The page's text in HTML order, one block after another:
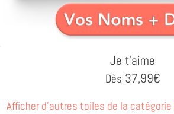
Je t'aime
Dès 37,99€
Afficher d'autres toiles de la catégorie